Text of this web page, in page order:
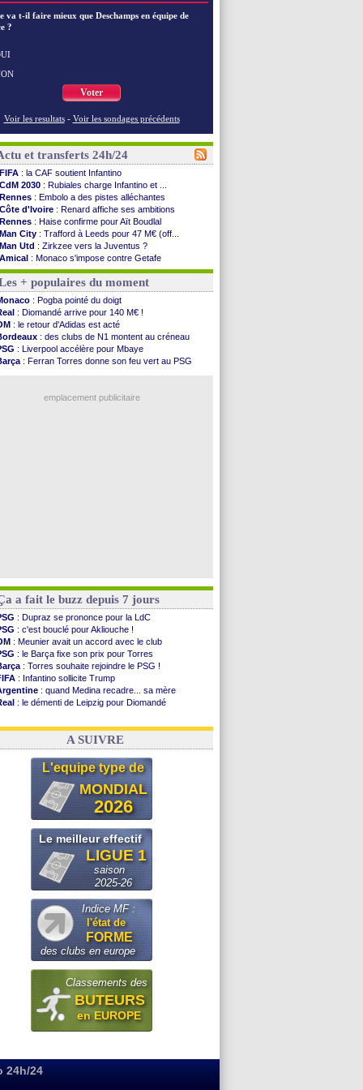
va t-il faire mieux que Deschamps en équipe de
?
Voter
Voir les resultats - Voir les sondages précédents
et transferts 24h/24
FIFA : la CAF soutient Infantino
CdM 2030 : Rubiales charge Infantino et ...
Rennes : Embolo a des pistes alléchantes
Côte d'Ivoire : Renard affiche ses ambitions
Rennes : Haise confirme pour Aït Boudlal
Man City : Trafford à Leeds pour 47 M€ (off...
Man Utd : Zirkzee vers la Juventus ?
Amical : Monaco s'impose contre Getafe
Nantes: Der Zakarian et sa relation avec Kita
OM: le club prêt à libérer Kondogbia ?
Monaco: le message touchant d'Akliouche
FIFA: Tebas en remet une couche
FIFA : l'UEFA maintient la pression
PSG: Tebas encense Luis Enrique
Real: Vinicius jusqu'en 2032 (officiel)
Lyon: Mangala va rejoindre Getafe
OM: une offre refusée pour Aguerd
: Akliouche a signé (officiel)
+ populaires du moment
: Pogba pointé du doigt
: Diomandé arrive pour 140 M€ !
: le retour d'Adidas est acté
: des clubs de N1 montent au créneau
: Liverpool accélère pour Mbaye
: Ferran Torres donne son feu vert au PSG
emplacement publicitaire
a fait le buzz depuis 7 jours
: Dupraz se prononce pour la LdC
: c'est bouclé pour Akliouche !
: Meunier avait un accord avec le club
: le Barça fixe son prix pour Torres
: Torres souhaite rejoindre le PSG !
: Infantino sollicite Trump
: quand Medina recadre... sa mère
: le démenti de Leipzig pour Diomandé
: le conseiller d'Infantino démissionne !
A SUIVRE
L'equipe type de
MONDIAL
2026
Le meilleur effectif
LIGUE 1
saison
2025-26
Indice MF :
l'état de
FORME
des clubs en europe
Classements des
BUTEURS
en EUROPE
24h/24